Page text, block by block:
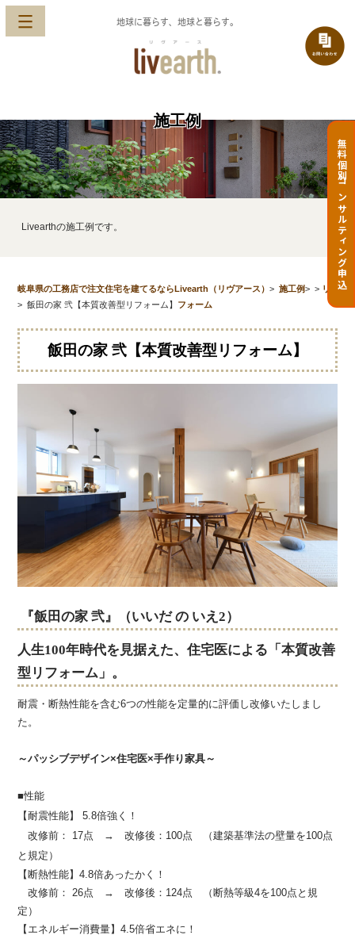
地球に暮らす、地球と暮らす。
無料個別コンサルティング申込
施工例
Livearthの施工例です。
岐阜県の工務店で注文住宅を建てるならLivearth（リヴアース）> 施工例> > リ
フォーム
> 飯田の家 弐【本質改善型リフォーム】
飯田の家 弐【本質改善型リフォーム】
『飯田の家 弐』（いいだの いえ2）
人生100年時代を見据えた、住宅医による「本質改善
型リフォーム」。
耐震・断熱性能を含む6つの性能を定量的に評価し改修いたしまし
た。
～パッシブデザイン×住宅医×手作り家具～
■性能
【耐震性能】 5.8倍強く！
改修前： 17点 → 改修後：100点 （建築基準法の壁量を100点
と規定）
【断熱性能】4.8倍あったかく！
改修前： 26点 → 改修後：124点 （断熱等級4を100点と規
定）
【エネルギー消費量】4.5倍省エネに！